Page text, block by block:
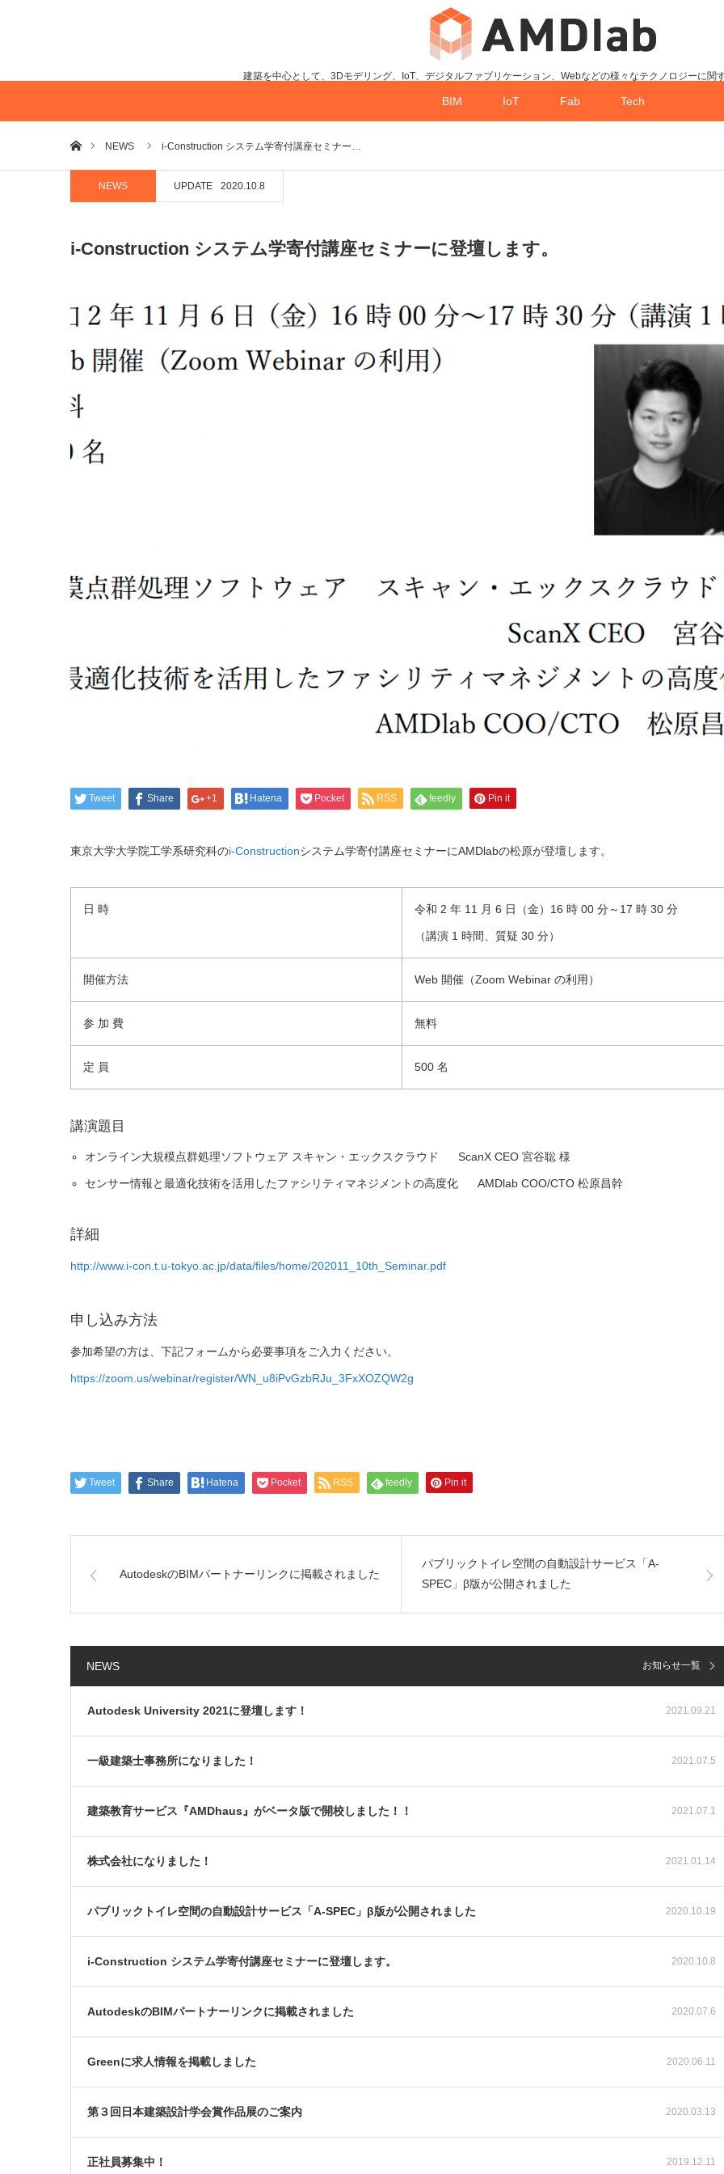
建築を中心として、3Dモデリング、IoT、デジタルファブリケーション、Webなどの様々なテクノロジーに関
BIM IoT Fab Tech
ホームNEWS i-Construction システム学寄付講座セミナー…
NEWS UPDATE 2020.10.8
i-Construction システム学寄付講座セミナーに登壇します。
Tweet Share +1 Hatena Pocket RSS feedly Pin it
東京大学大学院工学系研究科のi-Constructionシステム学寄付講座セミナーにAMDlabの松原が登壇します。
日 時 令和 2 年 11 月 6 日（金）16 時 00 分～17 時 30 分
（講演 1 時間、質疑 30 分）
開催方法 Web 開催（Zoom Webinar の利用）
参 加 費 無料
定 員 500 名
講演題目
オンライン大規模点群処理ソフトウェア スキャン・エックスクラウド ScanX CEO 宮谷聡 様
センサー情報と最適化技術を活用したファシリティマネジメントの高度化 AMDlab COO/CTO 松原昌幹
詳細
http://www.i-con.t.u-tokyo.ac.jp/data/files/home/202011_10th_Seminar.pdf
申し込み方法
参加希望の方は、下記フォームから必要事項をご入力ください。
https://zoom.us/webinar/register/WN_u8iPvGzbRJu_3FxXOZQW2g
Tweet Share Hatena Pocket RSS feedly Pin it
AutodeskのBIMパートナーリンクに掲載されました
パブリックトイレ空間の自動設計サービス「A-
SPEC」β版が公開されました
NEWS
2021.09.21
Autodesk University 2021に登壇します！
2021.07.5
一級建築士事務所になりました！
2021.07.1
建築教育サービス『AMDhaus』がベータ版で開校しました！！
2021.01.14
株式会社になりました！
2020.10.19
パブリックトイレ空間の自動設計サービス「A-SPEC」β版が公開されました
2020.10.8
i-Construction システム学寄付講座セミナーに登壇します。
2020.07.6
AutodeskのBIMパートナーリンクに掲載されました
2020.06.11
Greenに求人情報を掲載しました
2020.03.13
第３回日本建築設計学会賞作品展のご案内
2019.12.11
正社員募集中！
お知らせ一覧